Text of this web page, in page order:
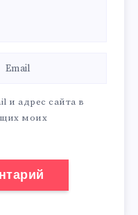
и адрес сайта в
моих